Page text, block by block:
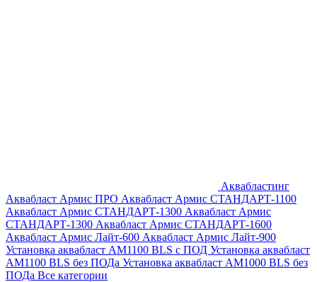
Аквабластинг
Аквабласт Армис ПРО Аквабласт Армис СТАНДАРТ-1100
Аквабласт Армис СТАНДАРТ-1300 Аквабласт Армис
СТАНДАРТ-1300 Аквабласт Армис СТАНДАРТ-1600
Аквабласт Армис Лайт-600 Аквабласт Армис Лайт-900
Установка аквабласт AM1100 BLS с ПОД Установка аквабласт
AM1100 BLS без ПОДа Установка аквабласт AM1000 BLS без
ПОДа Все категории